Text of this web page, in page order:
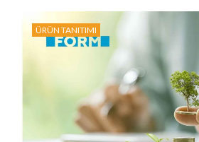
ÜRÜN TANITIMI